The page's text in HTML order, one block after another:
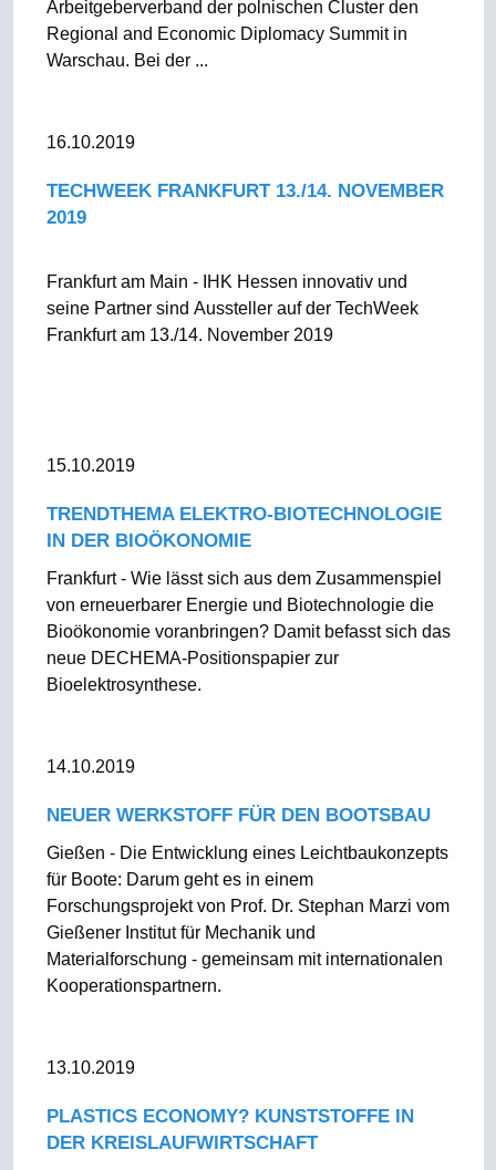
Arbeitgeberverband der polnischen Cluster den
Regional and Economic Diplomacy Summit in
Warschau. Bei der ...
16.10.2019
TECHWEEK FRANKFURT 13./14. NOVEMBER
2019
Frankfurt am Main - IHK Hessen innovativ und
seine Partner sind Aussteller auf der TechWeek
Frankfurt am 13./14. November 2019
15.10.2019
TRENDTHEMA ELEKTRO-BIOTECHNOLOGIE
IN DER BIOÖKONOMIE
Frankfurt - Wie lässt sich aus dem Zusammenspiel
von erneuerbarer Energie und Biotechnologie die
Bioökonomie voranbringen? Damit befasst sich das
neue DECHEMA-Positionspapier zur
Bioelektrosynthese.
14.10.2019
NEUER WERKSTOFF FÜR DEN BOOTSBAU
Gießen - Die Entwicklung eines Leichtbaukonzepts
für Boote: Darum geht es in einem
Forschungsprojekt von Prof. Dr. Stephan Marzi vom
Gießener Institut für Mechanik und
Materialforschung - gemeinsam mit internationalen
Kooperationspartnern.
13.10.2019
PLASTICS ECONOMY? KUNSTSTOFFE IN
DER KREISLAUFWIRTSCHAFT